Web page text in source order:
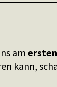
am
kann,